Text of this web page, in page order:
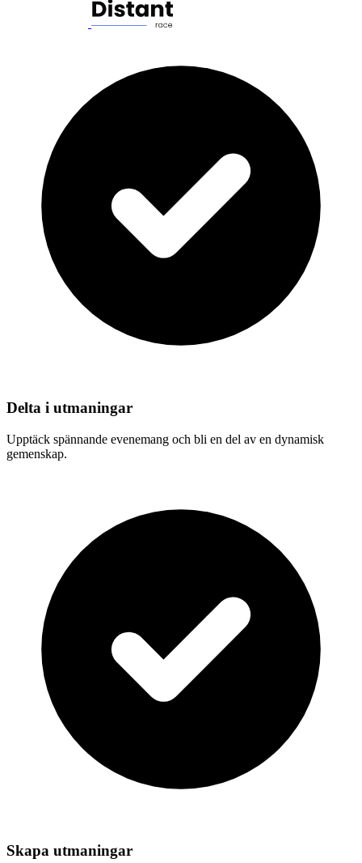
Delta i utmaningar
Upptäck spännande evenemang och bli en del av en dynamisk
gemenskap.
Skapa utmaningar